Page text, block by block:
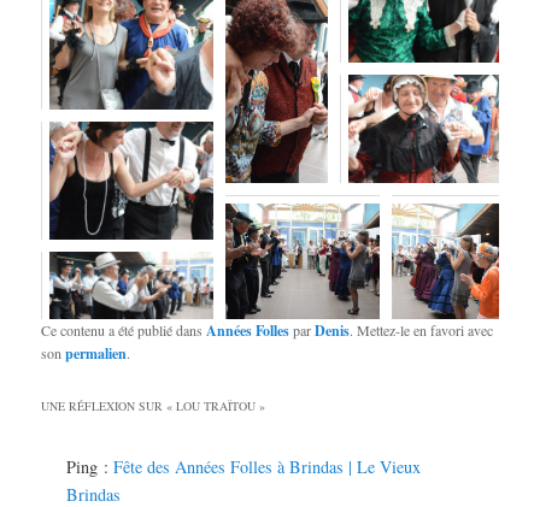
Ce contenu a été publié dans Années FollesparDenis. Mettez-le en favori avec
sonpermalien.
UNE RÉFLEXION SUR «LOU TRAÏTOU »
Ping :Fête des Années Folles à Brindas | Le Vieux
Brindas